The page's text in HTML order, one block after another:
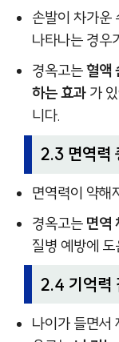
손발이 차가운
나타나는 경우
경옥고는혈액
하는 효과가 있
니다.
2.3 면역력
면역력이 약해
경옥고는 면역
질병 예방에
2.4 기억력
나이가 들면서